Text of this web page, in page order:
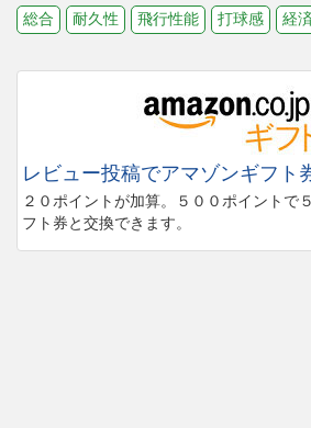
総合
耐久性 飛行性能 打球感 経
レビュー投稿でアマゾンギフト
２０ポイントが加算。５００ポイントで
フト券と交換できます。